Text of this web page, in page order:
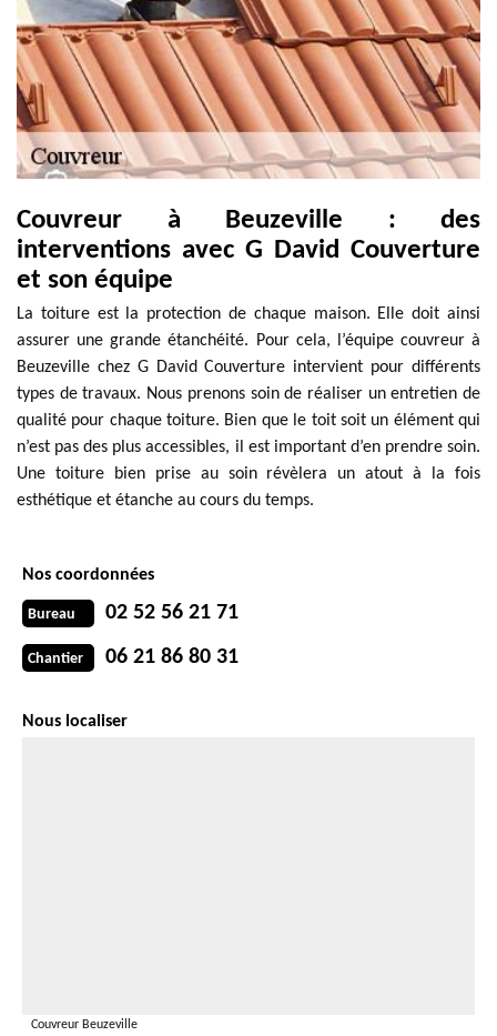
Couvreur à Beuzeville : des
interventions avec G David Couverture
et son équipe
La toiture est la protection de chaque maison. Elle doit ainsi
assurer une grande étanchéité. Pour cela, l’équipe couvreur à
Beuzeville chez G David Couverture intervient pour différents
types de travaux. Nous prenons soin de réaliser un entretien de
qualité pour chaque toiture. Bien que le toit soit un élément qui
n’est pas des plus accessibles, il est important d’en prendre soin.
Une toiture bien prise au soin révèlera un atout à la fois
esthétique et étanche au cours du temps.
Nos coordonnées
Bureau 02 52 56 21 71
Chantier 06 21 86 80 31
Nous localiser
Couvreur Beuzeville